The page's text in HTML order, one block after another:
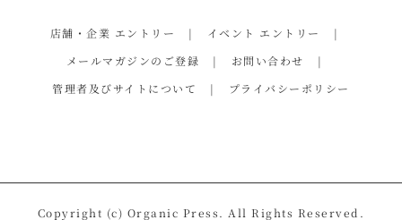
す
店舗・企業 エントリー
イベント エントリー
メールマガジンのご登録
お問い合わせ
管理者及びサイトについて
プライバシーポリシー
Copyright (c) Organic Press. All Rights Reserved.